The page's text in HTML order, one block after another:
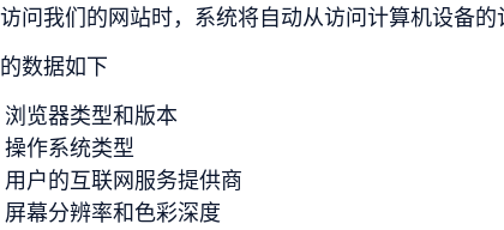
问我们的网站时，系统将自动从访问计算机设备
数据如下
浏览器类型和版本
操作系统类型
用户的互联网服务提供商
屏幕分辨率和色彩深度